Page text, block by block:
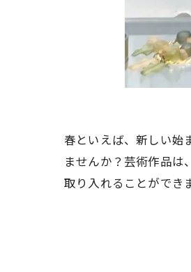
春といえば、新しい始
ませんか？芸術作品は
取り入れることができ